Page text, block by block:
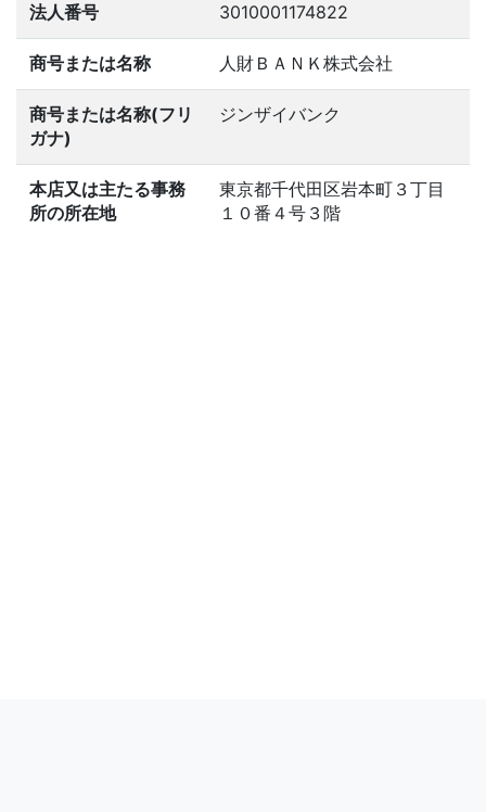
法人番号 3010001174822
商号または名称 人財ＢＡＮＫ株式会社
商号または名称(フリ
ガナ)
ジンザイバンク
本店又は主たる事務
所の所在地
東京都千代田区岩本町３丁目
１０番４号３階